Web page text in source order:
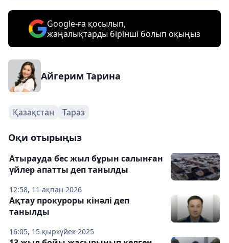
Google-ға қосылып,
жаңалықтарды бірінші болып оқыңыз
Айгерим Тарина
Қазақстан Тараз
Оқи отырыңыз
12:58, 11 ақпан 2026
Атырауда бес жыл бұрын салынған
үйлер апатты деп танылды
16:05, 15 қыркүйек 2025
Ақтау прокуроры кінәлі деп
танылды